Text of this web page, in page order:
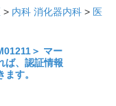
> 内科 消化器内科 > 医